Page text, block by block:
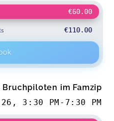
€60.00
€110.00
Bruchpiloten im Famzip
, 3:30 PM - 7:30 PM